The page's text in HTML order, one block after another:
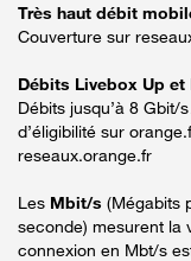
Très haut débit
Couverture sur
Débits Livebox Up et
Débits jusqu’à 8
d’éligibilité sur
reseaux.orange.fr
Les Mbit/s (Mégabits
seconde) mesurent la
connexion en Mbt/s